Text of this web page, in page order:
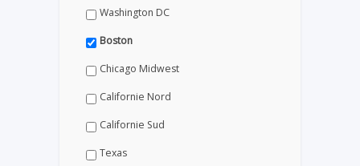
Washington DC
Boston
Chicago Midwest
Californie Nord
Californie Sud
Texas